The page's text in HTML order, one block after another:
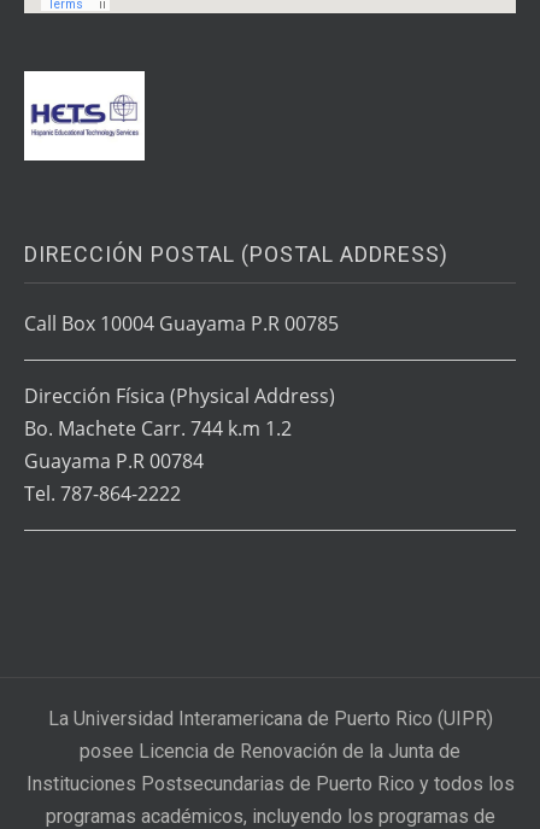
DIRECCIÓN POSTAL (POSTAL ADDRESS)
Call Box 10004 Guayama P.R 00785
Dirección Física (Physical Address)
Bo. Machete Carr. 744 k.m 1.2
Guayama P.R 00784
Tel. 787-864-2222
La Universidad Interamericana de Puerto Rico (UIPR)
posee Licencia de Renovación de la Junta de
Instituciones Postsecundarias de Puerto Rico y todos los
programas académicos, incluyendo los programas de